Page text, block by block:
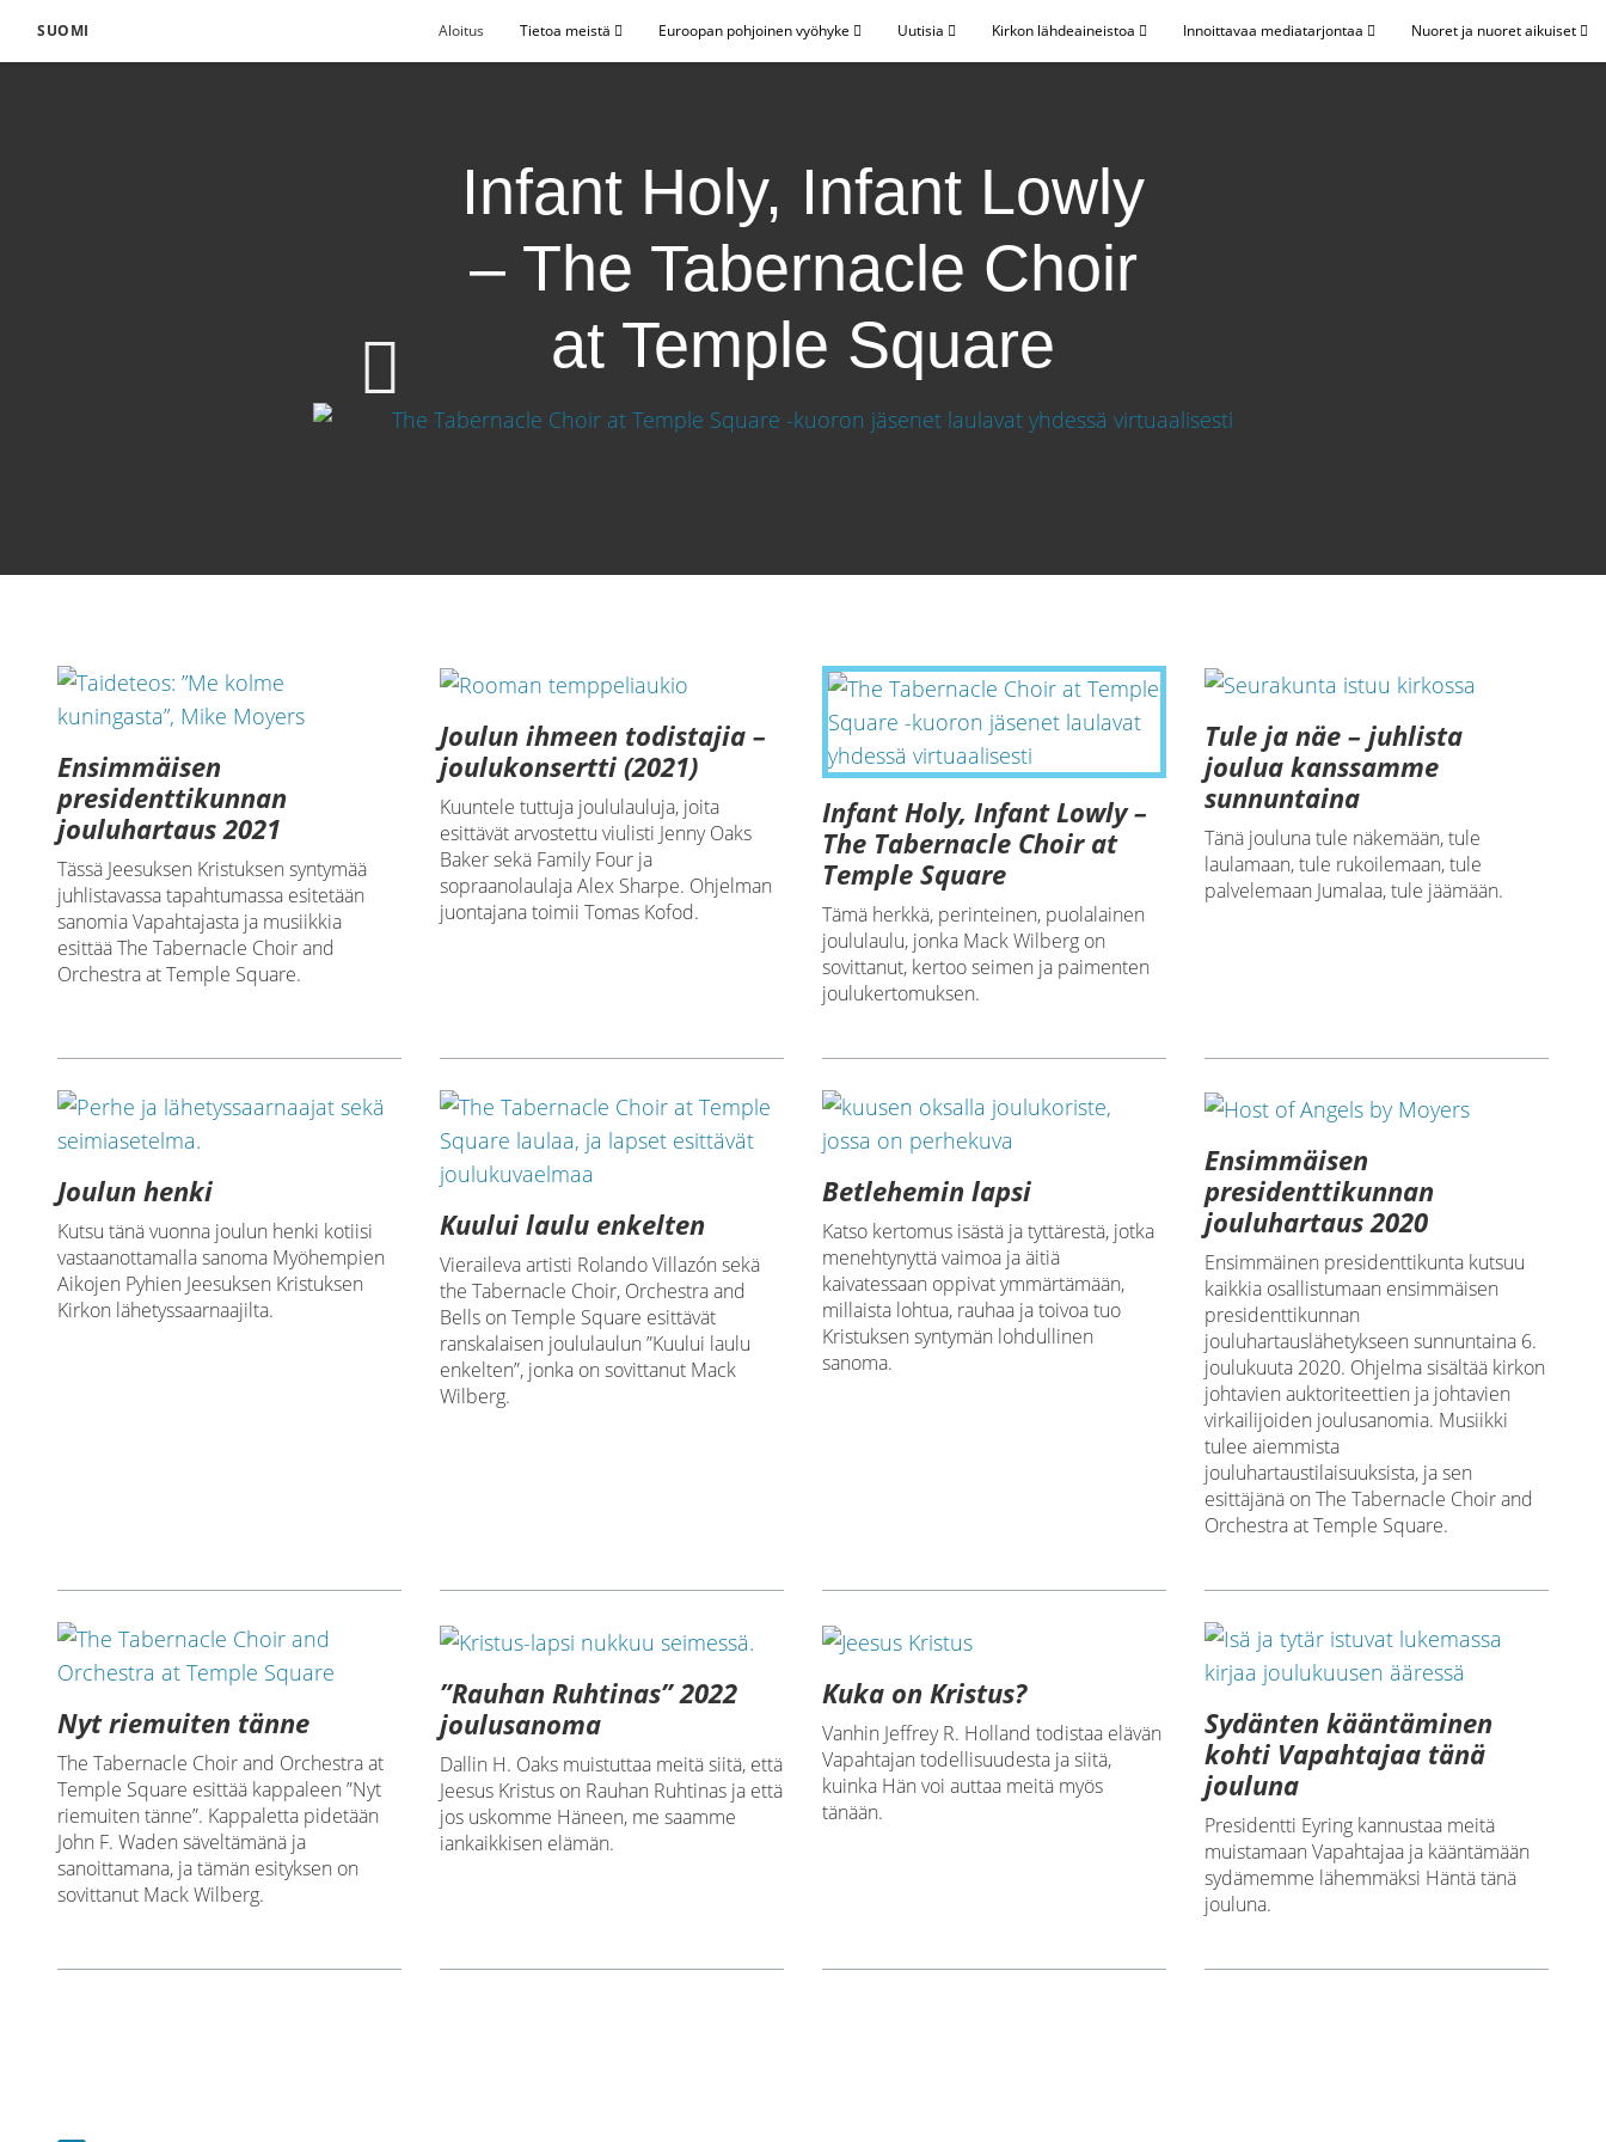
SUOMI Aloitus Tietoa meistä Euroopan pohjoinen vyöhyke Uutisia Kirkon lähdeaineistoa Innoittavaa mediatarjontaa Nuoret ja nuoret aikuiset
Infant Holy, Infant Lowly
– The Tabernacle Choir
at Temple Square
Ensimmäisen
presidenttikunnan
jouluhartaus 2021
Tässä Jeesuksen Kristuksen syntymää
juhlistavassa tapahtumassa esitetään
sanomia Vapahtajasta ja musiikkia
esittää The Tabernacle Choir and
Orchestra at Temple Square.
Joulun ihmeen todistajia –
joulukonsertti (2021)
Kuuntele tuttuja joululauluja, joita
esittävät arvostettu viulisti Jenny Oaks
Baker sekä Family Four ja
sopraanolaulaja Alex Sharpe. Ohjelman
juontajana toimii Tomas Kofod.
Infant Holy, Infant Lowly –
The Tabernacle Choir at
Temple Square
Tämä herkkä, perinteinen, puolalainen
joululaulu, jonka Mack Wilberg on
sovittanut, kertoo seimen ja paimenten
joulukertomuksen.
Tule ja näe – juhlista
joulua kanssamme
sunnuntaina
Tänä jouluna tule näkemään, tule
laulamaan, tule rukoilemaan, tule
palvelemaan Jumalaa, tule jäämään.
Joulun henki
Kutsu tänä vuonna joulun henki kotiisi
vastaanottamalla sanoma Myöhempien
Aikojen Pyhien Jeesuksen Kristuksen
Kirkon lähetyssaarnaajilta.
Kuului laulu enkelten
Vieraileva artisti Rolando Villazón sekä
the Tabernacle Choir, Orchestra and
Bells on Temple Square esittävät
ranskalaisen joululaulun ”Kuului laulu
enkelten”, jonka on sovittanut Mack
Wilberg.
Betlehemin lapsi
Katso kertomus isästä ja tyttärestä, jotka
menehtynyttä vaimoa ja äitiä
kaivatessaan oppivat ymmärtämään,
millaista lohtua, rauhaa ja toivoa tuo
Kristuksen syntymän lohdullinen
sanoma.
Ensimmäisen
presidenttikunnan
jouluhartaus 2020
Ensimmäinen presidenttikunta kutsuu
kaikkia osallistumaan ensimmäisen
presidenttikunnan
jouluhartauslähetykseen sunnuntaina 6.
joulukuuta 2020. Ohjelma sisältää kirkon
johtavien auktoriteettien ja johtavien
virkailijoiden joulusanomia. Musiikki
tulee aiemmista
jouluhartaustilaisuuksista, ja sen
esittäjänä on The Tabernacle Choir and
Orchestra at Temple Square.
Nyt riemuiten tänne
The Tabernacle Choir and Orchestra at
Temple Square esittää kappaleen ”Nyt
riemuiten tänne”. Kappaletta pidetään
John F. Waden säveltämänä ja
sanoittamana, ja tämän esityksen on
sovittanut Mack Wilberg.
”Rauhan Ruhtinas” 2022
joulusanoma
Dallin H. Oaks muistuttaa meitä siitä, että
Jeesus Kristus on Rauhan Ruhtinas ja että
jos uskomme Häneen, me saamme
iankaikkisen elämän.
Kuka on Kristus?
Vanhin Jeffrey R. Holland todistaa elävän
Vapahtajan todellisuudesta ja siitä,
kuinka Hän voi auttaa meitä myös
tänään.
Sydänten kääntäminen
kohti Vapahtajaa tänä
jouluna
Presidentti Eyring kannustaa meitä
muistamaan Vapahtajaa ja kääntämään
sydämemme lähemmäksi Häntä tänä
jouluna.